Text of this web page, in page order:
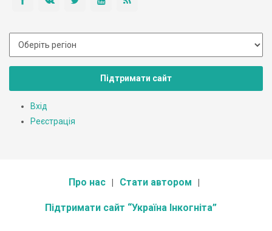
Підтримати сайт
Вхід
Реєстрація
Про нас Стати автором
Підтримати сайт “Україна Інкогніта”